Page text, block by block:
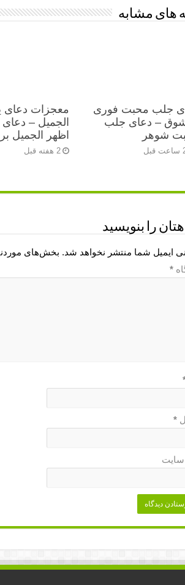
های مشابه
جلب محبت فوری
– دعای جلب
شوهر
معجزات دعای
الجمیل –
اظهر الجمیل
2 هفته قبل
را بنویسید
ایمیل شما منتشر نخواهد شد. بخش‌های
*
*